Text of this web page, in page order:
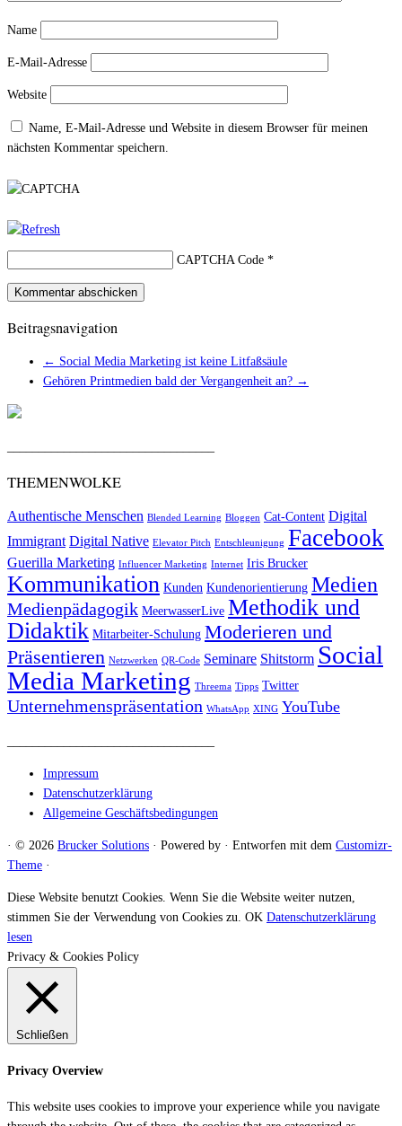
Name
E-Mail-Adresse
Website
Name, E-Mail-Adresse und Website in diesem Browser für meinen
nächsten Kommentar speichern.
CAPTCHA Code *
Beitragsnavigation
← Social Media Marketing ist keine Litfaßsäule
Gehören Printmedien bald der Vergangenheit an? →
THEMENWOLKE
Authentische Menschen Blended Learning Bloggen Cat-Content Digital
Immigrant Digital Native Elevator Pitch Entschleunigung Facebook
Guerilla Marketing Influencer Marketing Internet Iris Brucker
Kommunikation Kunden Kundenorientierung Medien
Medienpädagogik MeerwasserLive Methodik und
Didaktik Mitarbeiter-Schulung Moderieren und
Präsentieren Netzwerken QR-Code Seminare Shitstorm Social
Media Marketing Threema Tipps Twitter
Unternehmenspräsentation WhatsApp XING YouTube
Impressum
Datenschutzerklärung
Allgemeine Geschäftsbedingungen
· © 2026 Brucker Solutions · Powered by · Entworfen mit dem Customizr-
Theme ·
Diese Website benutzt Cookies. Wenn Sie die Website weiter nutzen,
stimmen Sie der Verwendung von Cookies zu. OK Datenschutzerklärung
lesen
Privacy & Cookies Policy
Schließen
Privacy Overview
This website uses cookies to improve your experience while you navigate